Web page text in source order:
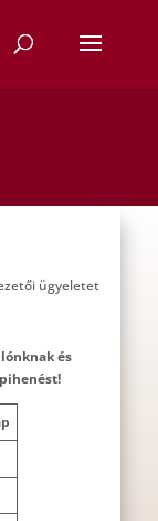
ügyeletet
és